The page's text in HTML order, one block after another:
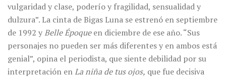
vulgaridad y clase, poderío y fragilidad, sensualidad y
dulzura”. La cinta de Bigas Luna se estrenó en septiembre
de 1992 yBelle Époqueen diciembre de ese año. “Sus
personajes no pueden ser más diferentes y en ambos está
genial”, opina el periodista, que siente debilidad por su
interpretación enLa niña de tus ojos, que fue decisiva